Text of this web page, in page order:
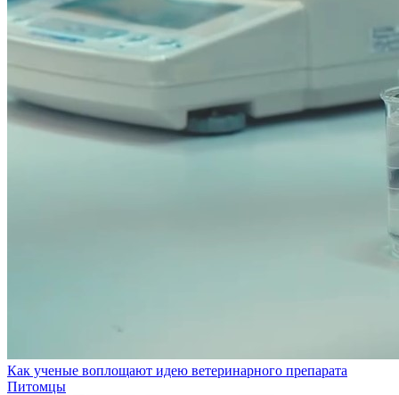
Как ученые воплощают идею ветеринарного препарата
Питомцы